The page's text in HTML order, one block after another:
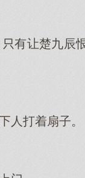
有让楚九辰
人打着扇子。